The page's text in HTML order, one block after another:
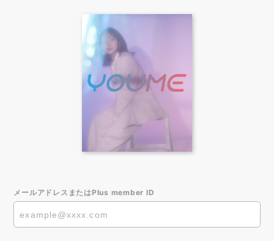
メールアドレスまたはPlus member ID